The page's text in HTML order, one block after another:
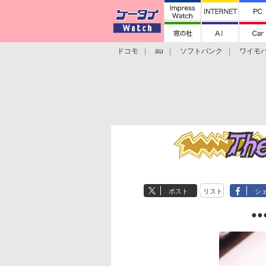
ドコモ au ソフトバンク
ワイモ
ポスト リスト シ